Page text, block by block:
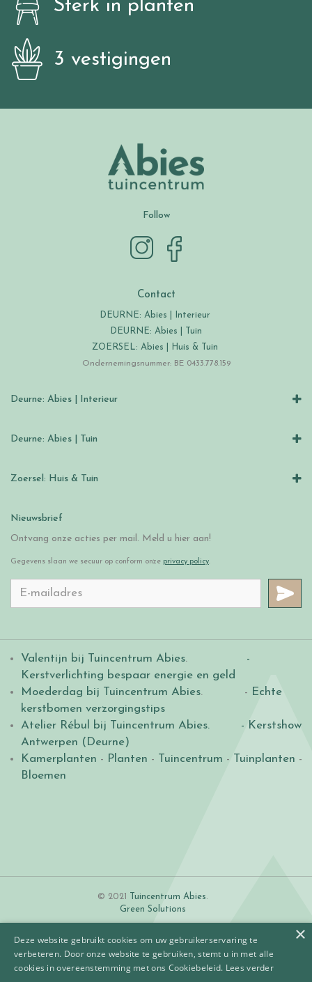
Sterk in planten
3 vestigingen
Follow
Contact
DEURNE: Abies | Interieur
DEURNE: Abies | Tuin
ZOERSEL: Abies | Huis & Tuin
Ondernemingsnummer: BE 0433.778.159
Deurne: Abies | Interieur
Deurne: Abies | Tuin
Zoersel: Huis & Tuin
Nieuwsbrief
Ontvang onze acties per mail. Meld u hier aan!
Gegevens slaan we secuur op conform onze privacy policy.
Valentijn bij Tuincentrum Abies.
-
Kerstverlichting bespaar energie en geld
Moederdag bij Tuincentrum Abies. - Echte
kerstbomen verzorgingstips
Atelier Rébul bij Tuincentrum Abies.
- Kerstshow
Antwerpen (Deurne)
Kamerplanten - Planten - Tuincentrum - Tuinplanten -
Bloemen
© 2021 Tuincentrum Abies
Green Solutions
×
Deze website gebruikt cookies om uw gebruikerservaring te
verbeteren. Door onze website te gebruiken, stemt u in met alle
cookies in overeenstemming met ons Cookiebeleid. Lees verder